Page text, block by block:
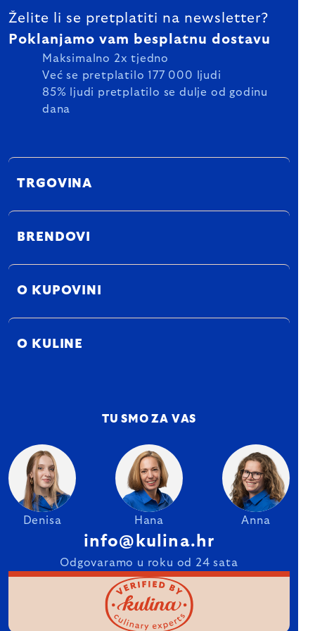
Želite li se pretplatiti na newsletter?
Poklanjamo vam besplatnu dostavu
Maksimalno 2x tjedno
Već se pretplatilo 177 000 ljudi
85% ljudi pretplatilo se dulje od godinu
dana
TRGOVINA
BRENDOVI
O KUPOVINI
O KULINE
TU SMO ZA VAS
Denisa Hana Anna
info@kulina.hr
Odgovaramo u roku od 24 sata